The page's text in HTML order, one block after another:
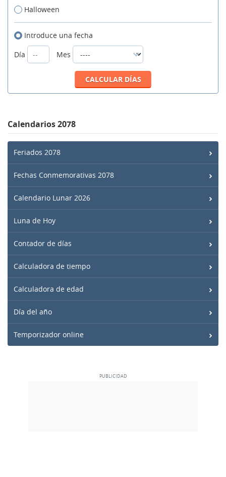
Halloween
Introduce una fecha
Día
Mes
Calendarios 2078
Feriados 2078
Fechas Conmemorativas 2078
Calendario Lunar 2026
Luna de Hoy
Contador de días
Calculadora de tiempo
Calculadora de edad
Día del año
Temporizador online